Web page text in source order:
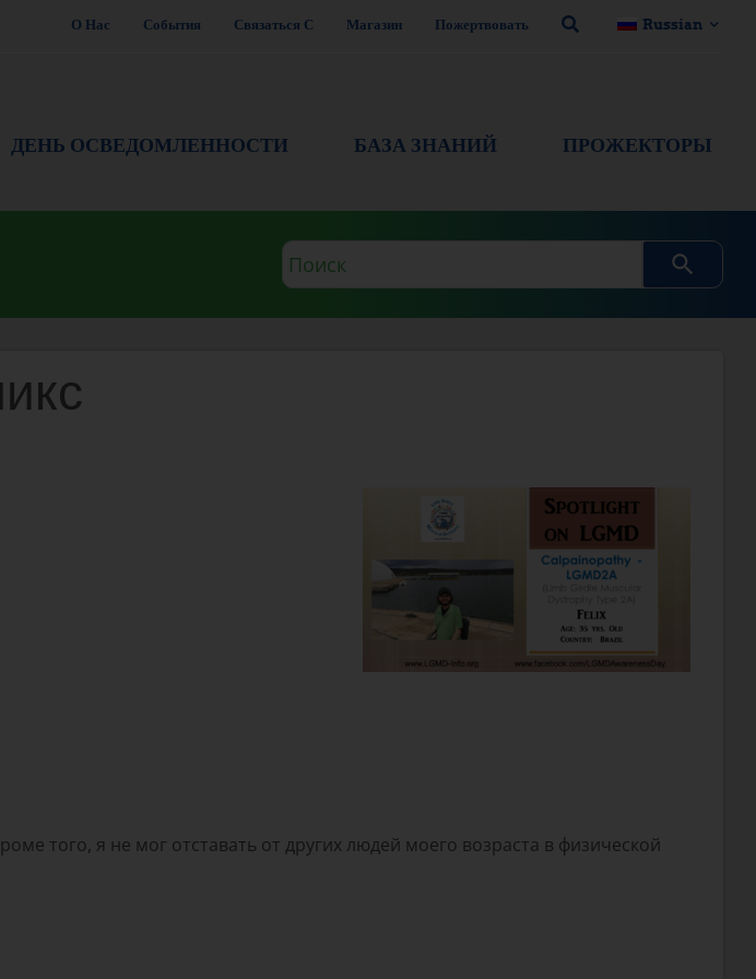
О Нас События Связаться С Магазин Пожертвовать Russian
ДЕНЬ ОСВЕДОМЛЕННОСТИ БАЗА ЗНАНИЙ ПРОЖЕКТОРЫ
Поисковый
запрос
того, я не мог отставать от других людей моего возраста в физической